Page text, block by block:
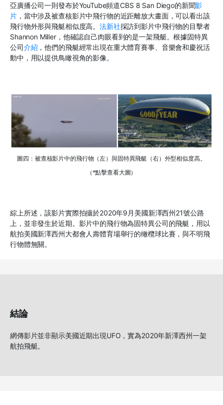
亞廣播公司一則發布於YouTube頻道CBS 8 San Diego的新聞影
片，當中涉及被查核影片中飛行物的近距離放大畫面，可以看出該
飛行物外形與飛艇相似度高。法新社採訪到影片中飛行物的目擊者
Shannon Miller，他確認自己肉眼看到的是一架飛艇。根據固特異
公司介紹 ，他們的飛艇經常出現在重大體育賽事、音樂會和慶祝活
動中，用以提供鳥瞰視角的影像。
圖四：被查核影片中的飛行物（左）與固特異飛艇（右）外型相似度高。
（*點擊查看大圖）
綜上所述，該影片實際拍攝於2020年9月美國新澤西州21號公路
上，並非發生於近期。影片中的飛行物為固特異公司的飛艇，用以
航拍美國新澤西州大都會人壽體育場舉行的橄欖球比賽，與不明飛
行物體無關。
結論
網傳影片並非顯示美國近期出現UFO，實為2020年新澤西州一架
航拍飛艇。